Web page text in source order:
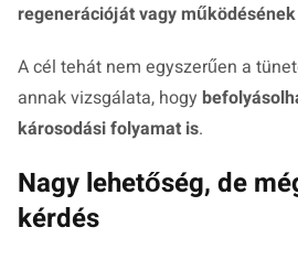
regenerációját vagy
A cél tehát nem egyszerűen a
annak vizsgálata, hogy
károsodási folyamat is.
Nagy lehetőség, de
kérdés